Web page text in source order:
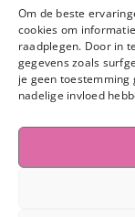
Om de beste
cookies om
raadplegen. Door in
gegevens zoals
je geen
nadelige invloed